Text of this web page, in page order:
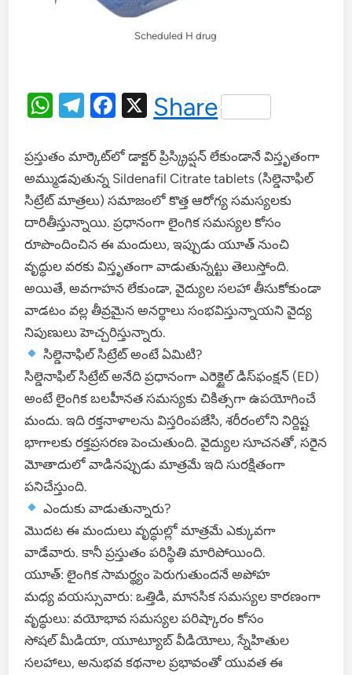
Scheduled H drug
WhatsApp
Telegram
Facebook
X
Share
ప్రస్తుతం మార్కెట్‌లో డాక్టర్ ప్రిస్క్రిప్షన్ లేకుండానే విస్తృతంగా
అమ్ముడవుతున్న Sildenafil Citrate tablets (సిల్డెనాఫిల్
సిట్రేట్ మాత్రలు) సమాజంలో కొత్త ఆరోగ్య సమస్యలకు
దారితీస్తున్నాయి. ప్రధానంగా లైంగిక సమస్యల కోసం
రూపొందించిన ఈ మందులు, ఇప్పుడు యూత్ నుంచి
వృద్ధుల వరకు విస్తృతంగా వాడుతున్నట్టు తెలుస్తోంది.
అయితే, అవగాహన లేకుండా, వైద్యుల సలహా తీసుకోకుండా
వాడటం వల్ల తీవ్రమైన అనర్థాలు సంభవిస్తున్నాయని వైద్య
నిపుణులు హెచ్చరిస్తున్నారు.
సిల్డెనాఫిల్ సిట్రేట్ అంటే ఏమిటి?
సిల్డెనాఫిల్ సిట్రేట్ అనేది ప్రధానంగా ఎరెక్టైల్ డిస్‌ఫంక్షన్ (ED)
అంటే లైంగిక బలహీనత సమస్యకు చికిత్సగా ఉపయోగించే
మందు. ఇది రక్తనాళాలను విస్తరింపజేసి, శరీరంలోని నిర్దిష్ట
భాగాలకు రక్తప్రసరణ పెంచుతుంది. వైద్యుల సూచనతో, సరైన
మోతాదులో వాడినప్పుడు మాత్రమే ఇది సురక్షితంగా
పనిచేస్తుంది.
ఎందుకు వాడుతున్నారు?
మొదట ఈ మందులు వృద్ధుల్లో మాత్రమే ఎక్కువగా
వాడేవారు. కానీ ప్రస్తుతం పరిస్థితి మారిపోయింది.
యూత్: లైంగిక సామర్థ్యం పెరుగుతుందనే అపోహ
మధ్య వయస్సువారు: ఒత్తిడి, మానసిక సమస్యల కారణంగా
వృద్ధులు: వయోభావ సమస్యల పరిష్కారం కోసం
సోషల్ మీడియా, యూట్యూబ్ వీడియోలు, స్నేహితుల
సలహాలు, అనుభవ కథనాల ప్రభావంతో యువత ఈ